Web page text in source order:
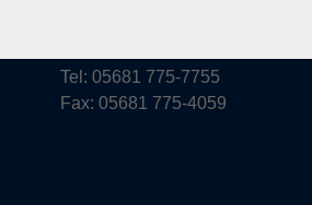
Tel: 05681 775-7755
Fax: 05681 775-4059